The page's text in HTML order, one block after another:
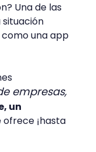
Una de las
como una app
empresas,
un
ofrece ¡hasta